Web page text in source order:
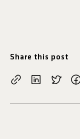
Share this post